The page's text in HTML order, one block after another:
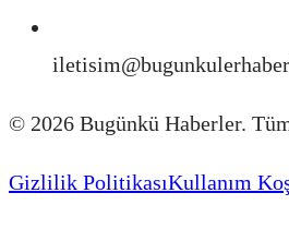
© 2026 Bugünkü Haberler.
Gizlilik PolitikasıKullanım